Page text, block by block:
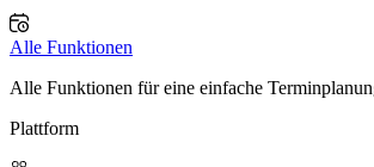
Alle Funktionen
Alle Funktionen für eine einfache
Plattform